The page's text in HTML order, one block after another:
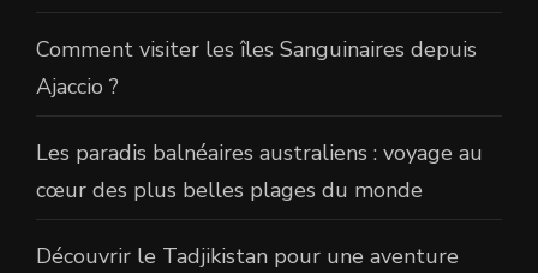
Comment visiter les îles Sanguinaires depuis
Ajaccio ?
Les paradis balnéaires australiens : voyage au
cœur des plus belles plages du monde
Découvrir le Tadjikistan pour une aventure